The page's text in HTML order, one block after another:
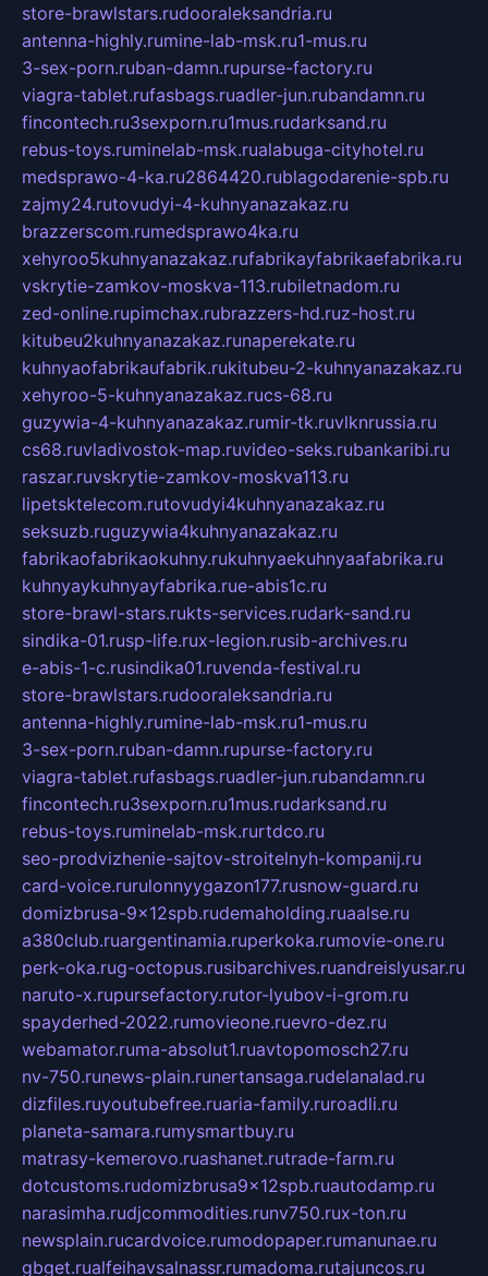
store-brawlstars.rudooraleksandria.ru
antenna-highly.rumine-lab-msk.ru1-mus.ru
3-sex-porn.ruban-damn.rupurse-factory.ru
viagra-tablet.rufasbags.ruadler-jun.rubandamn.ru
fincontech.ru3sexporn.ru1mus.rudarksand.ru
rebus-toys.ruminelab-msk.rualabuga-cityhotel.ru
medsprawo-4-ka.ru2864420.rublagodarenie-spb.ru
zajmy24.rutovudyi-4-kuhnyanazakaz.ru
brazzerscom.rumedsprawo4ka.ru
xehyroo5kuhnyanazakaz.rufabrikayfabrikaefabrika.ru
vskrytie-zamkov-moskva-113.rubiletnadom.ru
zed-online.rupimchax.rubrazzers-hd.ruz-host.ru
kitubeu2kuhnyanazakaz.runaperekate.ru
kuhnyaofabrikaufabrik.rukitubeu-2-kuhnyanazakaz.ru
xehyroo-5-kuhnyanazakaz.rucs-68.ru
guzywia-4-kuhnyanazakaz.rumir-tk.ruvlknrussia.ru
cs68.ruvladivostok-map.ruvideo-seks.rubankaribi.ru
raszar.ruvskrytie-zamkov-moskva113.ru
lipetsktelecom.rutovudyi4kuhnyanazakaz.ru
seksuzb.ruguzywia4kuhnyanazakaz.ru
fabrikaofabrikaokuhny.rukuhnyaekuhnyaafabrika.ru
kuhnyaykuhnyayfabrika.rue-abis1c.ru
store-brawl-stars.rukts-services.rudark-sand.ru
sindika-01.rusp-life.rux-legion.rusib-archives.ru
e-abis-1-c.rusindika01.ruvenda-festival.ru
store-brawlstars.rudooraleksandria.ru
antenna-highly.rumine-lab-msk.ru1-mus.ru
3-sex-porn.ruban-damn.rupurse-factory.ru
viagra-tablet.rufasbags.ruadler-jun.rubandamn.ru
fincontech.ru3sexporn.ru1mus.rudarksand.ru
rebus-toys.ruminelab-msk.rurtdco.ru
seo-prodvizhenie-sajtov-stroitelnyh-kompanij.ru
card-voice.rurulonnyygazon177.rusnow-guard.ru
domizbrusa-9x12spb.rudemaholding.ruaalse.ru
a380club.ruargentinamia.ruperkoka.rumovie-one.ru
perk-oka.rug-octopus.rusibarchives.ruandreislyusar.ru
naruto-x.rupursefactory.rutor-lyubov-i-grom.ru
spayderhed-2022.rumovieone.ruevro-dez.ru
webamator.ruma-absolut1.ruavtopomosch27.ru
nv-750.runews-plain.runertansaga.rudelanalad.ru
dizfiles.ruyoutubefree.ruaria-family.ruroadli.ru
planeta-samara.rumysmartbuy.ru
matrasy-kemerovo.ruashanet.rutrade-farm.ru
dotcustoms.rudomizbrusa9x12spb.ruautodamp.ru
narasimha.rudjcommodities.runv750.rux-ton.ru
newsplain.rucardvoice.rumodopaper.rumanunae.ru
gbget.rualfeihavsalnassr.rumadoma.rutajuncos.ru